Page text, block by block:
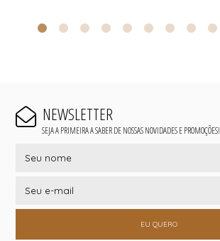
NEWSLETTER
SEJA A PRIMEIRA A SABER DE NOSSAS NOVIDADES E PROMOÇÕES!
EU QUERO